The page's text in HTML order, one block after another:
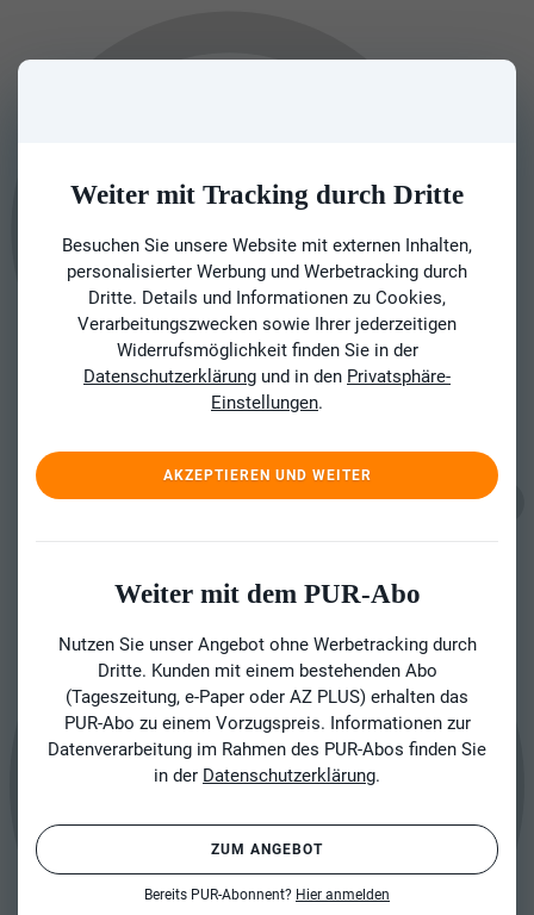
Weiter mit Tracking durch Dritte
Besuchen Sie unsere Website mit externen Inhalten,
personalisierter Werbung und Werbetracking durch
Dritte. Details und Informationen zu Cookies,
Verarbeitungszwecken sowie Ihrer jederzeitigen
Widerrufsmöglichkeit finden Sie in der
Datenschutzerklärung und in den Privatsphäre-
Einstellungen.
AKZEPTIEREN UND WEITER
Weiter mit dem PUR-Abo
Nutzen Sie unser Angebot ohne Werbetracking durch
Dritte. Kunden mit einem bestehenden Abo
(Tageszeitung, e-Paper oder AZ PLUS) erhalten das
PUR-Abo zu einem Vorzugspreis. Informationen zur
Datenverarbeitung im Rahmen des PUR-Abos finden Sie
in der Datenschutzerklärung.
ZUM ANGEBOT
Bereits PUR-Abonnent? Hier anmelden